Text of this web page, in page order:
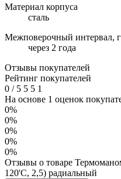
Материал корпуса
сталь
Межповерочный интервал,
через 2 года
Отзывы покупателей
Рейтинг покупателей
0 /5 5 5 1
На основе 1 оценок
0%
0%
0%
0%
0%
Отзывы о товаре
120'С, 2,5) радиальный